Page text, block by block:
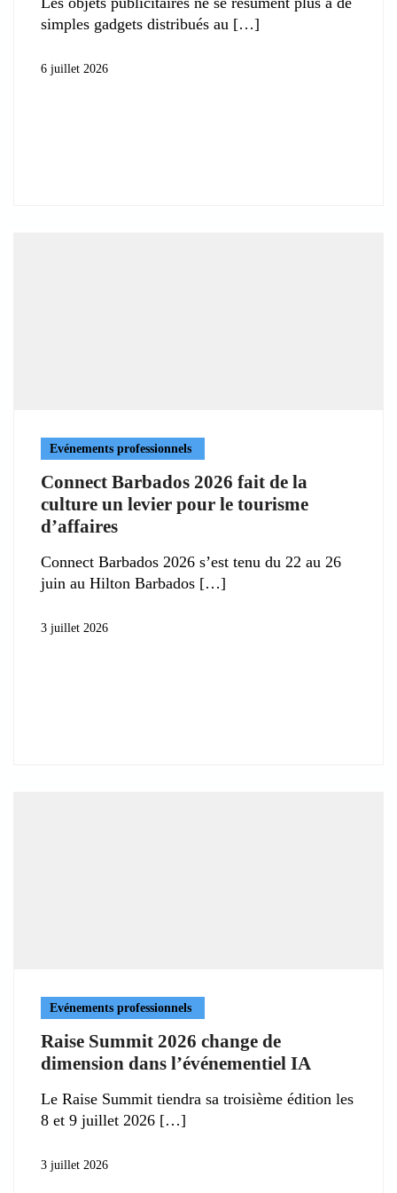
simples gadgets distribués au
6 juillet 2026
Evénements professionnels
Connect Barbados 2026 fait de la
culture un levier pour le tourisme
d’affaires
Connect Barbados 2026 s’est tenu du 22 au 26
juin au Hilton Barbados
3 juillet 2026
Evénements professionnels
Raise Summit 2026 change de
dimension dans l’événementiel IA
Le Raise Summit tiendra sa troisième édition les
8 et 9 juillet 2026
3 juillet 2026